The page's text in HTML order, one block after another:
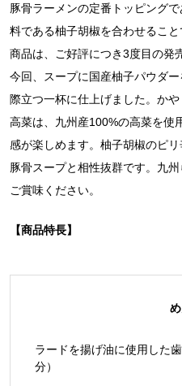
豚骨ラーメンの定番トッピング
料である柚子胡椒を合わせるこ
商品は、ご好評につき3度目の発
今回、スープに国産柚子パウダ
際立つ一杯に仕上げました。か
高菜は、九州産100%の高菜を使
感が楽しめます。柚子胡椒のピ
豚骨スープと相性抜群です。九
ご賞味ください。
【商品特長】
ラードを揚げ油に使用した
分）